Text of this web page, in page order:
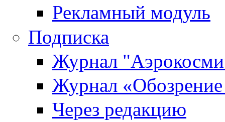
Рекламный модуль
Подписка
Журнал
Журнал
Через редакцию